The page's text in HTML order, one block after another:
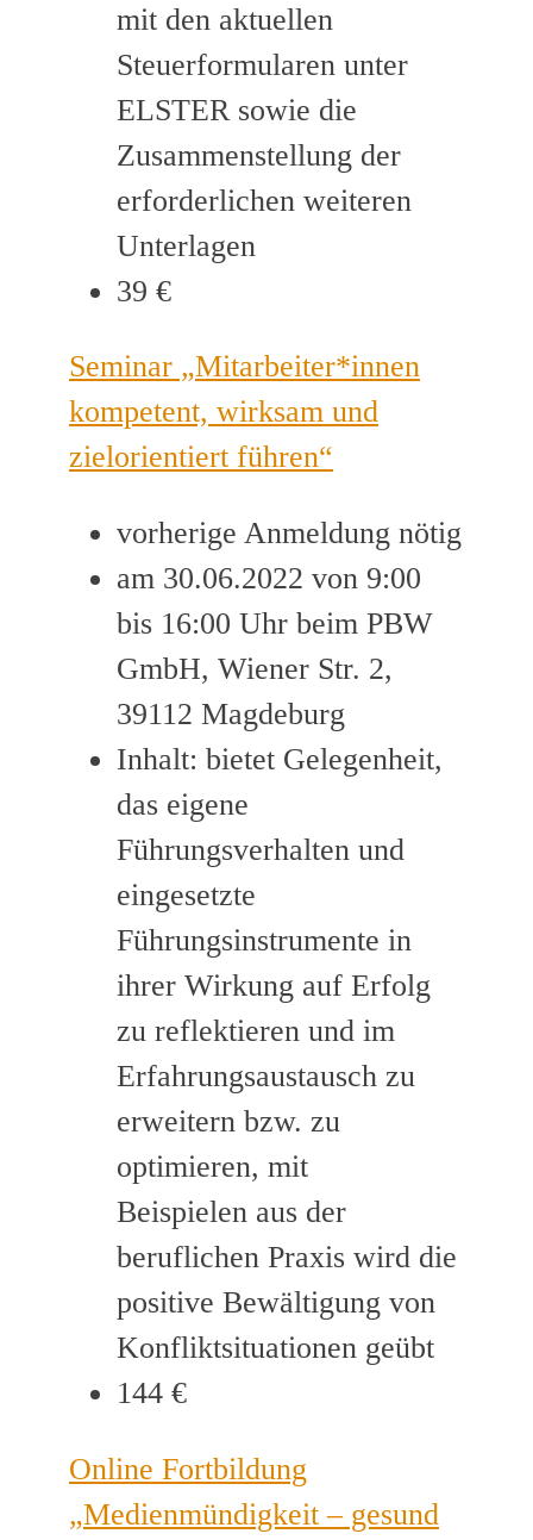
mit den aktuellen
Steuerformularen unter
ELSTER sowie die
Zusammenstellung der
erforderlichen weiteren
Unterlagen
39 €
Seminar „Mitarbeiter*innen
kompetent, wirksam und
zielorientiert führen“
vorherige Anmeldung nötig
am 30.06.2022 von 9:00
bis 16:00 Uhr beim PBW
GmbH, Wiener Str. 2,
39112 Magdeburg
Inhalt: bietet Gelegenheit,
das eigene
Führungsverhalten und
eingesetzte
Führungsinstrumente in
ihrer Wirkung auf Erfolg
zu reflektieren und im
Erfahrungsaustausch zu
erweitern bzw. zu
optimieren, mit
Beispielen aus der
beruflichen Praxis wird die
positive Bewältigung von
Konfliktsituationen geübt
144 €
Online Fortbildung
„Medienmündigkeit – gesund